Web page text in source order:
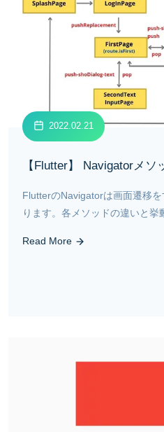
2022.02.21
【Flutter】 Navigatorメソ
FlutterのNavigatorは画面遷移
ります。各メソッドの違いと挙
Read More